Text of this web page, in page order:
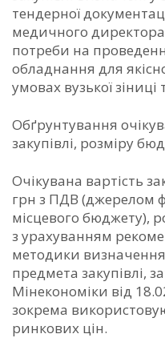
тендерної
медичного
потреби на
обладнання для
умовах вузької зіниці
Обґрунтування
закупівлі, розміру
Очікувана вартість
грн з ПДВ (джерелом
місцевого бюджету),
з урахуванням
методики визначення
предмета закупівлі,
Мінекономіки від
зокрема
ринкових цін.